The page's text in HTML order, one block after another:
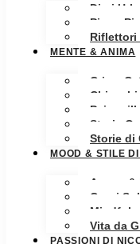
Diari
Pippa
Riflettori
MENTE & ANIMA
Crime
Storia
Storie di
MOOD & STILE DI
Amore
Cuori
Vita da
PASSIONI DI